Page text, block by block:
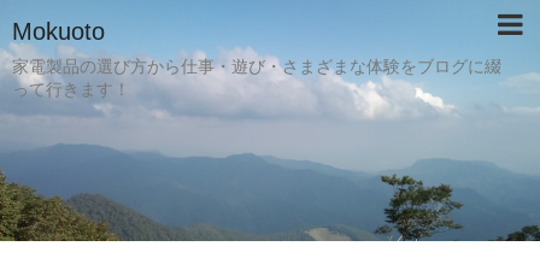
Mokuoto
家電製品の選び方から仕事・遊び・さまざまな体験をブログに綴
って行きます！